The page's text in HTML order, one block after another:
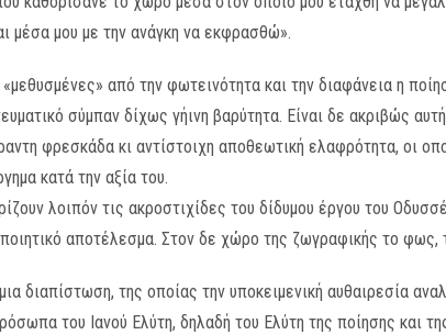
μέσα μου με την ανάγκη να εκφρασθώ».
από την φωτεινότητα και την διαφάνεια η
σύμπαν δίχως γήινη βαρύτητα. Είναι δε ακριβώς
φρεσκάδα κι αντίστοιχη αποθεωτική ελαφρότητα, οι
κατά την αξία του.
λοιπόν τις ακροστιχίδες του δίδυμου έργου του
αποτέλεσμα. Στον δε χώρο της ζωγραφικής το φως,
διαπίστωση, της οποίας την υποκειμενική αυθαιρεσία
του Ιανού Ελύτη, δηλαδή του Ελύτη της ποίησης και